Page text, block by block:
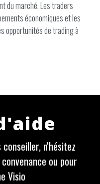
du marché. Les traders
économiques et les
opportunités de trading à
n'hésitez
ou pour
Visio